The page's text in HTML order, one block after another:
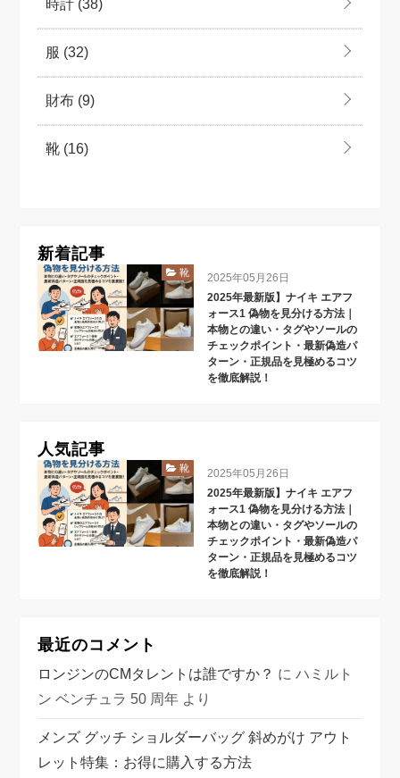
時計 (38)
服 (32)
財布 (9)
靴 (16)
新着記事
靴
2025年05月26日
2025年最新版】ナイキ エアフ
ォース1 偽物を見分ける方法｜
本物との違い・タグやソールの
チェックポイント・最新偽造パ
ターン・正規品を見極めるコツ
を徹底解説！
人気記事
靴
2025年05月26日
2025年最新版】ナイキ エアフ
ォース1 偽物を見分ける方法｜
本物との違い・タグやソールの
チェックポイント・最新偽造パ
ターン・正規品を見極めるコツ
を徹底解説！
最近のコメント
ロンジンのCMタレントは誰ですか？ にハミルト
ン ベンチュラ 50 周年 より
メンズ グッチ ショルダーバッグ 斜めがけ アウト
レット特集：お得に購入する方法